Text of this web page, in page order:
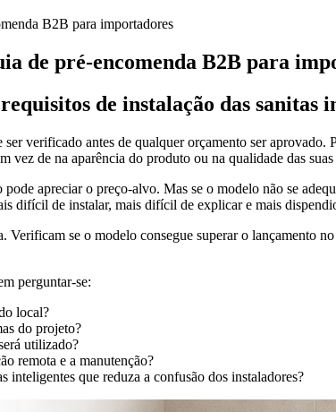
B2B para importadores
de pré-encomenda B2B para
de instalação das sanitas
ser verificado antes de qualquer orçamento ser
de na aparência do produto ou na qualidade das
apreciar o preço-alvo. Mas se o modelo não se
difícil de instalar, mais difícil de explicar e mais
se o modelo consegue superar o lançamento
perguntar-se:
local?
do projeto?
utilizado?
remota e a manutenção?
que reduza a confusão dos instaladores?